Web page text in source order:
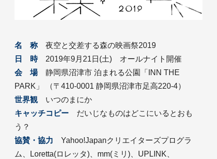
名 称夜空と交差する森の映画祭2019
日 時2019年9月21日(土) オールナイト開催
会 場静岡県沼津市 泊まれる公園「INN THE
PARK」 （〒410-0001 静岡県沼津市足高220-4）
世界観いつのまにか
キャッチコピー だいじなものはどこにいるとおも
う？
協賛・協力 Yahoo!Japanクリエイターズプログラ
ム、Loretta(ロレッタ)、mm(ミリ)、UPLINK、